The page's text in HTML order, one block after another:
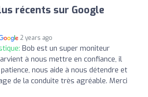
récents sur Google
2 years ago
Bob est un super moniteur
à nous mettre en confiance, il
nous aide à nous détendre et
de la conduite très agréable. Merci